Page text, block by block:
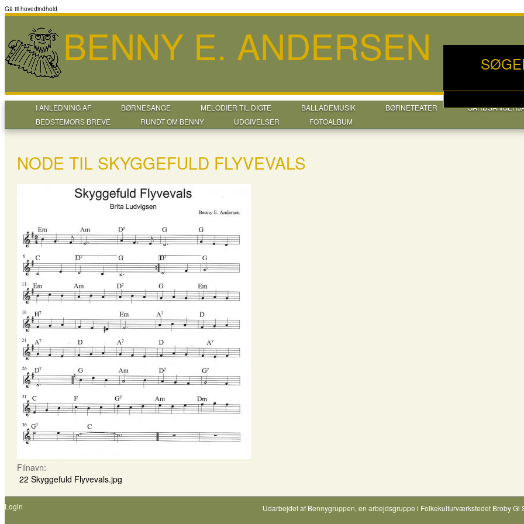
Gå til hovedindhold
BENNY E. ANDERSEN
I ANLEDNING AF BØRNESANGE MELODIER TIL DIGTE BALLADEMUSIK BØRNETEATER
BEDSTEMORS BREVE
RUNDT OM BENNY UDGIVELSER FOTOALBUM
NODE TIL SKYGGEFULD FLYVEVALS
Filnavn:
22 Skyggefuld Flyvevals.jpg
Login Udarbejdet af Bennygruppen, en arbejdsgruppe i Folkekulturværkstedet Broby Gl